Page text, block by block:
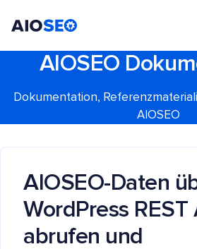
AIOSEO
Dokumentation,
AIOSEO
AIOSEO-Daten
WordPress REST
abrufen und